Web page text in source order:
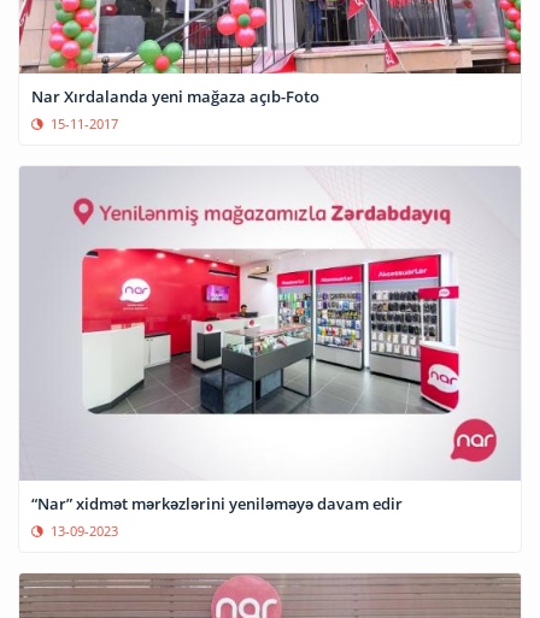
Nar Xırdalanda yeni mağaza açıb-Foto
15-11-2017
“Nar” xidmət mərkəzlərini yeniləməyə davam edir
13-09-2023